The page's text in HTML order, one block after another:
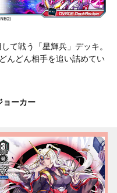
て戦う「星輝兵」デッキ。
んどん相手を追い詰めてい
ョーカー